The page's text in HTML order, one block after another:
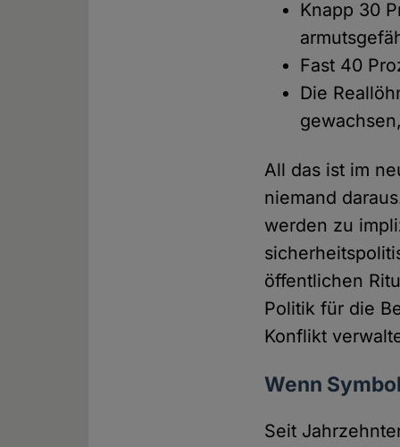
Knapp 30
Fast 40
Die
All das ist im
niemand
werden zu
öffentlichen
Politik für die
Konflikt
Wenn
Seit